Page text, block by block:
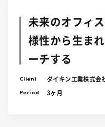
未来のオフィ
様性から生ま
ーチする
Client ダイキン工業株式会
Period 3ヶ月